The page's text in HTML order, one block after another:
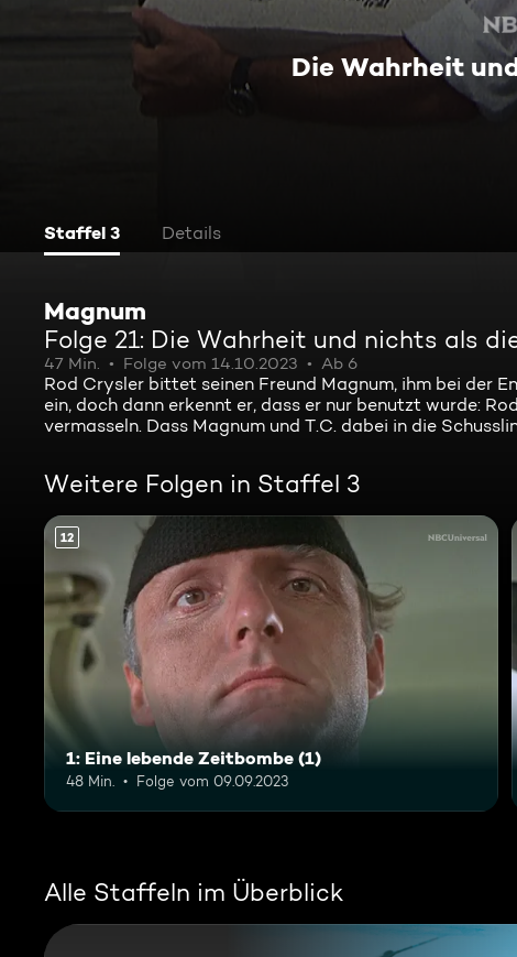
Die Wahrheit
Staffel 3 Details
Magnum
Folge 21: Die Wahrheit und nichts als
47 Min. Folge vom 14.10.2023 Ab 6
Rod Crysler bittet seinen Freund Magnum, ihm bei der
ein, doch dann erkennt er, dass er nur benutzt wurde:
vermasseln. Dass Magnum und T.C. dabei in die
Weitere Folgen in Staffel 3
12
1: Eine lebende Zeitbombe (1)
48 Min. Folge vom 09.09.2023
Alle Staffeln im Überblick